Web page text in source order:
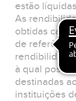
estão
As
obtidas caso
de
à qual possa
destinadas
instituições